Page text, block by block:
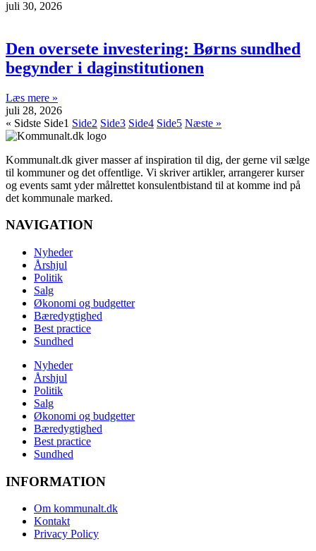
juli 30, 2026
Den oversete investering: Børns sundhed
begynder i daginstitutionen
Læs mere »
juli 28, 2026
« Sidste Side1 Side2 Side3 Side4 Side5 Næste »
Kommunalt.dk giver masser af inspiration til dig, der gerne vil sælge
til kommuner og det offentlige. Vi skriver artikler, arrangerer kurser
og events samt yder målrettet konsulentbistand til at komme ind på
det kommunale marked.
NAVIGATION
Nyheder
Årshjul
Politik
Salg
Økonomi og budgetter
Bæredygtighed
Best practice
Sundhed
Nyheder
Årshjul
Politik
Salg
Økonomi og budgetter
Bæredygtighed
Best practice
Sundhed
INFORMATION
Om kommunalt.dk
Kontakt
Privacy Policy